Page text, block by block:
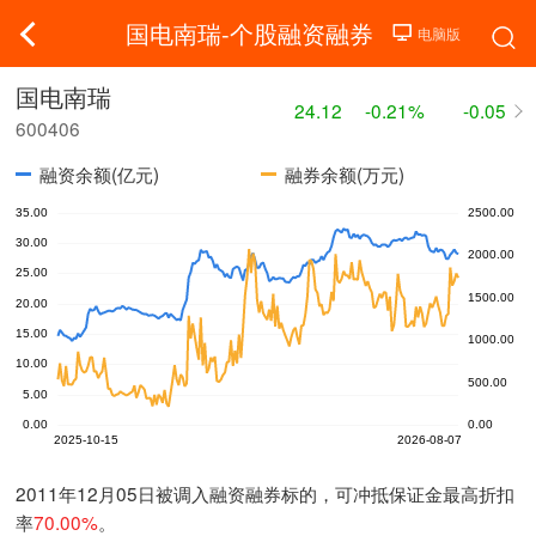
国电南瑞-个股融资融券
国电南瑞
600406
24.12 -0.21% -0.05
融资余额(亿元) 融券余额(万元)
2011年12月05日被调入融资融券标的，可冲抵保证金最高折扣
率70.00%。